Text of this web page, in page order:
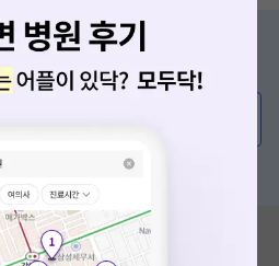
금한 점이 있나요?
접 답해드려요!
스에 다양한 게시글 보러가기
있나요?